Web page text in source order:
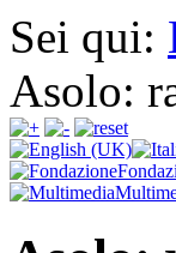
Sei qui:
Asolo: